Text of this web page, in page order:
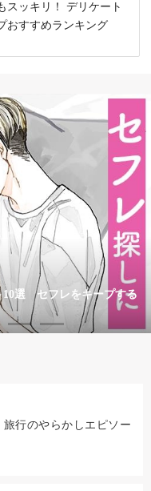
スッキリ！ デリケート
おすすめランキング
10選 セフレをキープする
旅行のやらかしエピソー